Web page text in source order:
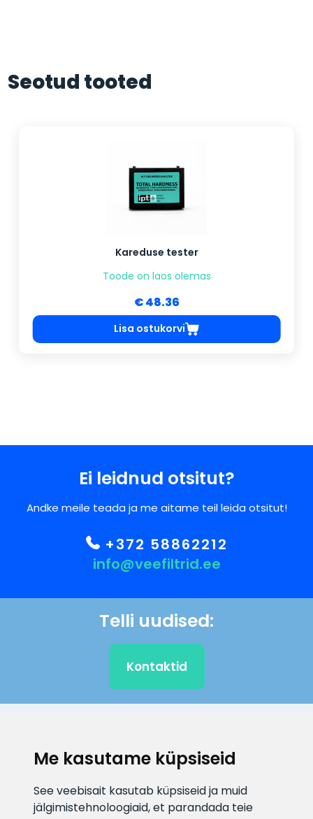
Me kasutame küpsiseid
See veebisait kasutab küpsiseid ja muid
jälgimistehnoloogiaid, et parandada teie
Seotud tooted
Kareduse tester
Toode on laos olemas
€ 48.36
Lisa ostukorvi
Ei leidnud otsitut?
Andke meile teada ja me aitame teil leida otsitut!
+372 58862212
info@veefiltrid.ee
Telli uudised:
Kontaktid
info@veefiltrid.ee
Infotelefon
+372 58862212